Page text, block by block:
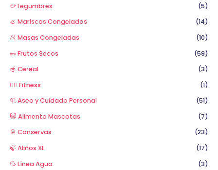
🥔 Legumbres
(5)
🦪 Mariscos Congelados
(14)
🥟 Masas Congeladas
(10)
🥜 Frutos Secos
(59)
🥣 Cereal
(3)
🏋️‍♂️ Fitness
(1)
🧻 Aseo y Cuidado Personal
(51)
😺 Alimento Mascotas
(7)
🥫 Conservas
(23)
🍃 Aliños XL
(17)
💦 Línea Agua
(3)